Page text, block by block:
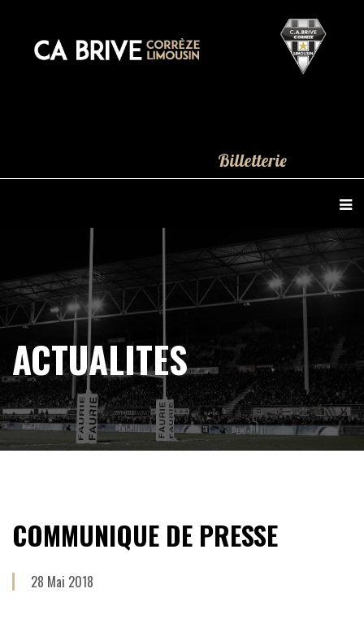
Billetterie
ACTUALITES
COMMUNIQUE DE PRESSE
28 Mai 2018